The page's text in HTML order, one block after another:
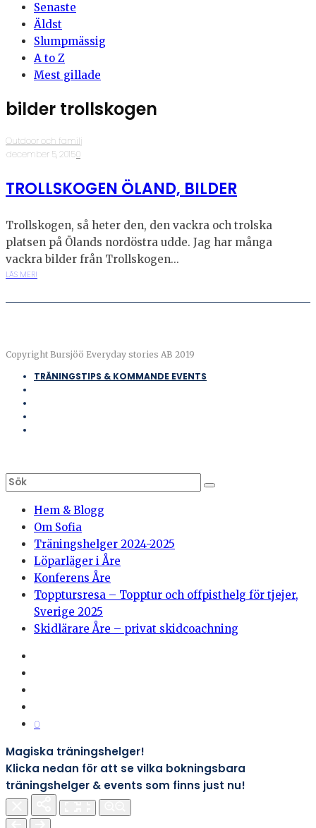
Senaste
Äldst
Slumpmässig
A to Z
Mest gillade
bilder trollskogen
Outdoor och familj
·december 5, 2015·0
TROLLSKOGEN ÖLAND, BILDER
Trollskogen, så heter den, den vackra och trolska
platsen på Ölands nordöstra udde. Jag har många
vackra bilder från Trollskogen...
LÄS MER!
Copyright Bursjöö Everyday stories AB 2019
TRÄNINGSTIPS & KOMMANDE EVENTS
Hem & Blogg
Om Sofia
Träningshelger 2024-2025
Löparläger i Åre
Konferens Åre
Topptursresa – Topptur och offpisthelg för tjejer,
Sverige 2025
Skidlärare Åre – privat skidcoachning
0
Magiska träningshelger!
Klicka nedan för att se vilka bokningsbara
träningshelger & events som finns just nu!